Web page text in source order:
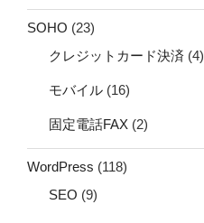
SOHO (23)
クレジットカード決済 (4)
モバイル (16)
固定電話FAX (2)
WordPress (118)
SEO (9)